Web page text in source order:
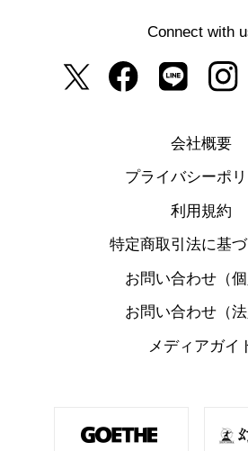
Connect with
会社概要
プライバシーポ
利用規約
特定商取引法に基
お問い合わせ（個
お問い合わせ（法
メディアガイ